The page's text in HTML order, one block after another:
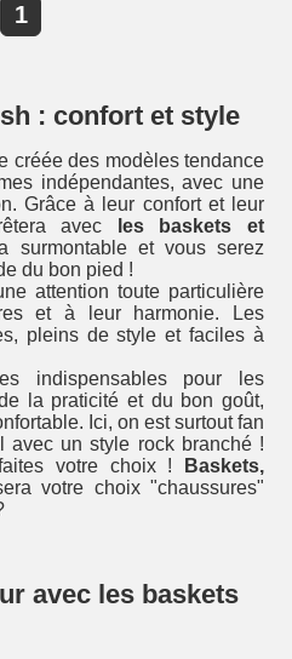
: confort et style
créée des modèles tendance
indépendantes, avec une
Grâce à leur confort et leur
avec
les baskets et
surmontable et vous serez
du bon pied !
attention toute particulière
et à leur harmonie. Les
pleins de style et faciles à
indispensables pour les
la praticité et du bon goût,
Ici, on est surtout fan
avec un style rock branché !
votre choix !
Baskets,
votre choix "chaussures"
avec les baskets
1